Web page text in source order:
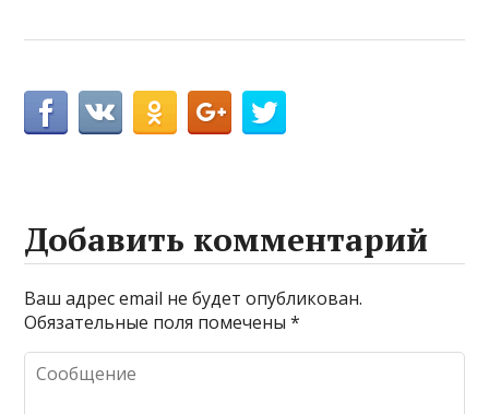
Добавить комментарий
Ваш адрес email не будет опубликован.
Обязательные поля помечены*